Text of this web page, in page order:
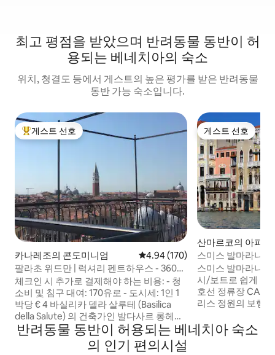
최고 평점을 받았으며 반려동물 동반이 허
용되는 베네치아의 숙소
위치, 청결도 등에서 게스트의 높은 평가를 받은 반려동물
동반 가능 숙소입니다.
상위 게스트 선호
게스트 선호
카나레조의 콘도미니엄 평점 4.94점(5점 만점), 후기 170
4.94 (170)
팔라초 위드만 | 럭셔리 펜트하우스 - 360도
루프톱
체크인 시 추가로 결제해야 하는 비용: - 청
소비 및 침구 대여: 170유로 - 도시세: 1인 1
박당 € 4 바실리카 델라 살루테 (Basilica
della Salute) 의 건축가인 발다사르 롱헤나
(Baldassarre Longhena) 의 첫 번째 작품
중 하나인 이 웅장한 17세기 궁전은 건축 보
게스트 선호
게스트 선호
산마르코의 아파트
스미스 발마라나
스미스 발마라나
시/보트로 쉽게 이
호선 정류장 CA
리스 정원의 보행
무료 20.00 ~
로) 에 체크인하세
반려동물 동반이 허용되는 베네치아 숙소
의 인기 편의시설